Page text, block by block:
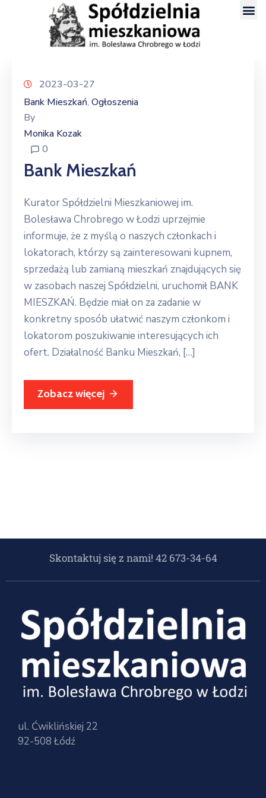
2023-03-27
Bank Mieszkań‚ Ogłoszenia
By
Monika Kozak
0
Bank Mieszkań
Kurator Spółdzielni Mieszkaniowej im.
Bolesława Chrobrego w Łodzi uprzejmie
informuje, że z myślą o naszych członkach i
lokatorach, którzy są zainteresowani kupnem,
sprzedażą lub zamianą mieszkań znajdujących się
w zasobach naszej Spółdzielni, uruchomił BANK
MIESZKAŃ. Będzie miał on za zadanie w
konkretny sposób ułatwić naszym członkom i
lokatorom poszukiwanie interesujących ich
ofert. Działalność Banku Mieszkań, […]
Zobacz więcej
Skontaktuj się z nami! 42 673-34-64
ul. Ćwiklińskiej 22
92-508 Łódź